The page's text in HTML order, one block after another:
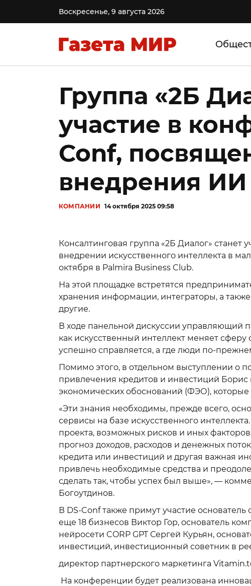
Воскресенье, 9 августа 2026
Группа «2Б
участие в
Conf,
внедрения ИИ
КОМПАНИИ 14 октября 2025 09:58
Консалтинговая группа «2Б Диалог» станет
внедрении искусственного интеллекта в
октября в Palmira Business Club.
На этой площадке встретятся
хранения информации, интеграторы, а
другие.
В ходе панельной дискуссии управляющий
как искусственный интеллект меняет
успешно справляется, а где люди по-
Помимо этого, в отдельном выступлении о
привлечения кредитов и инвестиций
экономических обоснований (ФЭО),
«Эти знания необходимы, прежде всего,
сервисы на базе искусственного
проекта, возможных рисков и иных
прогноз доходов, расходов и денежных
кредита или инвестиций и другая важная
привлечь необходимые средства и
сделать так, чтобы успех был выше», —
Богоутдинов.
В DS-Conf также примут участие основатель
еще 18 бизнесов Виктор Гор, основатель
нейросети CORP GPT Сергей Курьян,
инвестиций, инвестиционный советник в
директор партнерского маркетинга
На конференции будет реализована